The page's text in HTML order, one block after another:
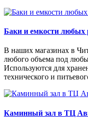
Баки и емкости любых
В наших магазинах в
любого объема под
Используются для
технического и
Каминный зал в ТЦ